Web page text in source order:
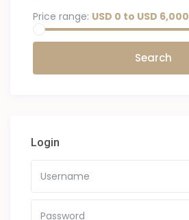
Price range: USD 0 to USD 6,000
Login